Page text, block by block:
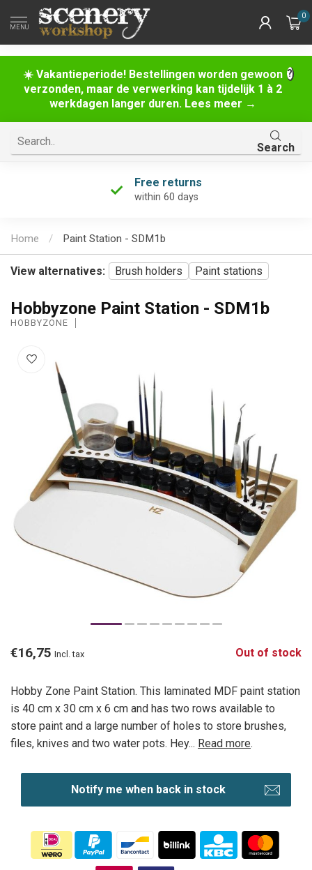
☀️ Vakantieperiode! Bestellingen worden gewoon
verzonden, maar de verwerking kan tijdelijk 1 à 2
werkdagen langer duren. Lees meer →
MENU
0
Search
Free returns
within 60 days
Home / Paint Station - SDM1b
View alternatives: Brush holders Paint stations
Hobbyzone Paint Station - SDM1b
HOBBYZONE
€16,75 Incl. tax Out of stock
Hobby Zone Paint Station. This laminated MDF paint station
is 40 cm x 30 cm x 6 cm and has two rows available to
store paint and a large number of holes to store brushes,
files, knives and two water pots. Hey... Read more.
Notify me when back in stock